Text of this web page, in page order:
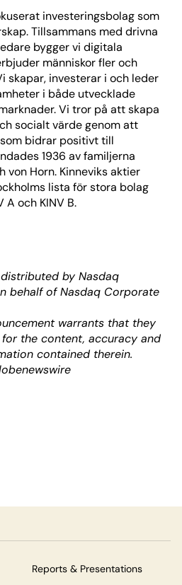
investeringsbolag som
Tillsammans med drivna
bygger vi digitala
människor fler och
skapar, investerar i och leder
i både utvecklade
Vi tror på att skapa
socialt värde genom att
bidrar positivt till
1936 av familjerna
von Horn. Kinneviks aktier
lista för stora bolag
A och KINV B.
by Nasdaq
behalf of Nasdaq Corporate
warrants that they
the content, accuracy and
contained therein.
Reports & Presentations